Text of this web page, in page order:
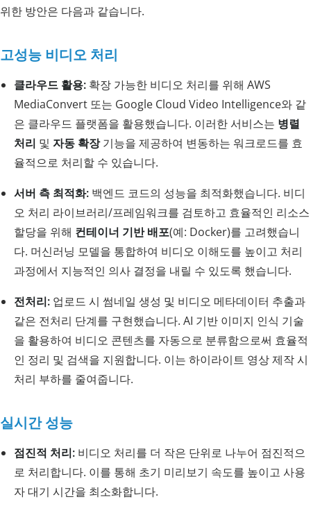
위한 방안은 다음과 같습니다.
고성능 비디오 처리
클라우드 활용: 확장 가능한 비디오 처리를 위해 AWS
MediaConvert 또는 Google Cloud Video Intelligence와 같
은 클라우드 플랫폼을 활용했습니다. 이러한 서비스는 병렬
처리 및 자동 확장기능을 제공하여 변동하는 워크로드를 효
율적으로 처리할 수 있습니다.
서버 측 최적화: 백엔드 코드의 성능을 최적화했습니다. 비디
오 처리 라이브러리/프레임워크를 검토하고 효율적인 리소스
할당을 위해 컨테이너 기반 배포(예: Docker)를 고려했습니
다. 머신러닝 모델을 통합하여 비디오 이해도를 높이고 처리
과정에서 지능적인 의사 결정을 내릴 수 있도록 했습니다.
전처리: 업로드 시 썸네일 생성 및 비디오 메타데이터 추출과
같은 전처리 단계를 구현했습니다. AI 기반 이미지 인식 기술
을 활용하여 비디오 콘텐츠를 자동으로 분류함으로써 효율적
인 정리 및 검색을 지원합니다. 이는 하이라이트 영상 제작 시
처리 부하를 줄여줍니다.
실시간 성능
점진적 처리: 비디오 처리를 더 작은 단위로 나누어 점진적으
로 처리합니다. 이를 통해 초기 미리보기 속도를 높이고 사용
자 대기 시간을 최소화합니다.